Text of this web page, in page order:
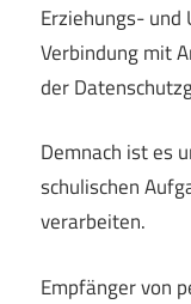
Erziehungs- und
Verbindung mit
der
Demnach ist es
schulischen
verarbeiten.
Empfänger von